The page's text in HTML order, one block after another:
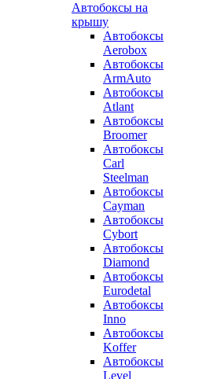
Автобоксы на
крышу
Автобоксы
Aerobox
Автобоксы
ArmAuto
Автобоксы
Atlant
Автобоксы
Broomer
Автобоксы
Carl
Steelman
Автобоксы
Cayman
Автобоксы
Cybort
Автобоксы
Diamond
Автобоксы
Eurodetal
Автобоксы
Inno
Автобоксы
Koffer
Автобоксы
Level